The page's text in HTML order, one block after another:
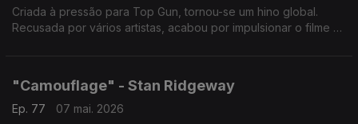
Criada à pressão para Top Gun, tornou-se um hino global.
Recusada por vários artistas, acabou por impulsionar o filme e
"Camouflage" - Stan Ridgeway
Ep. 77
07 mai. 2026